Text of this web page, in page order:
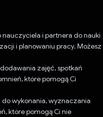
nauczyciela i partnera do nauki
i planowaniu pracy. Możesz
zajęć, spotkań
które pomogą Ci
wykonania, wyznaczania
które pomogą Ci nie